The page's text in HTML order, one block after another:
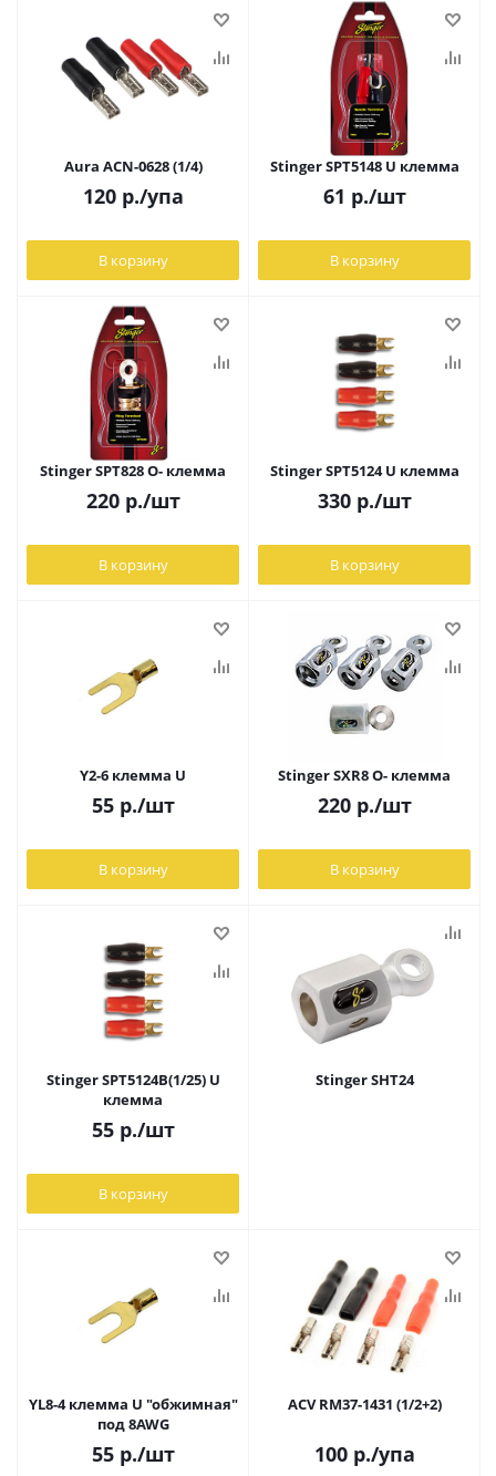
Aura ACN-0628 (1/4)
120р./упа
В корзину
Stinger SPT5148 U клемма
61 р./шт
В корзину
Stinger SPT828 O- клемма
220р./шт
В корзину
Stinger SPT5124 U клемма
330р./шт
В корзину
Y2-6 клемма U
55р./шт
В корзину
Stinger SXR8 O- клемма
220р./шт
В корзину
Stinger SPT5124B(1/25) U
клемма
55р./шт
В корзину
Stinger SHT24
YL8-4 клемма U "обжимная"
под 8AWG
55р./шт
ACV RM37-1431 (1/2+2)
100р./упа